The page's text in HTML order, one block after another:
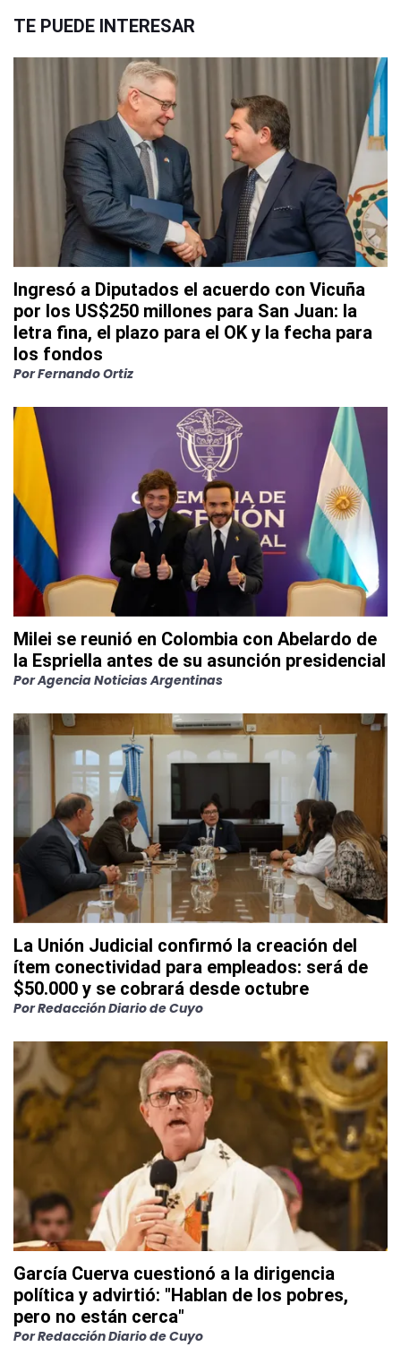
TE PUEDE INTERESAR
Ingresó a Diputados el acuerdo con Vicuña
por los US$250 millones para San Juan: la
letra fina, el plazo para el OK y la fecha para
los fondos
PorFernando Ortiz
Milei se reunió en Colombia con Abelardo de
la Espriella antes de su asunción presidencial
PorAgencia Noticias Argentinas
La Unión Judicial confirmó la creación del
ítem conectividad para empleados: será de
$50.000 y se cobrará desde octubre
PorRedacción Diario de Cuyo
García Cuerva cuestionó a la dirigencia
política y advirtió: "Hablan de los pobres,
pero no están cerca"
PorRedacción Diario de Cuyo